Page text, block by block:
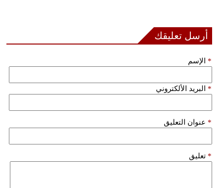
أرسل تعليقك
الإسم *
البريد الألكتروني *
عنوان التعليق *
تعليق *